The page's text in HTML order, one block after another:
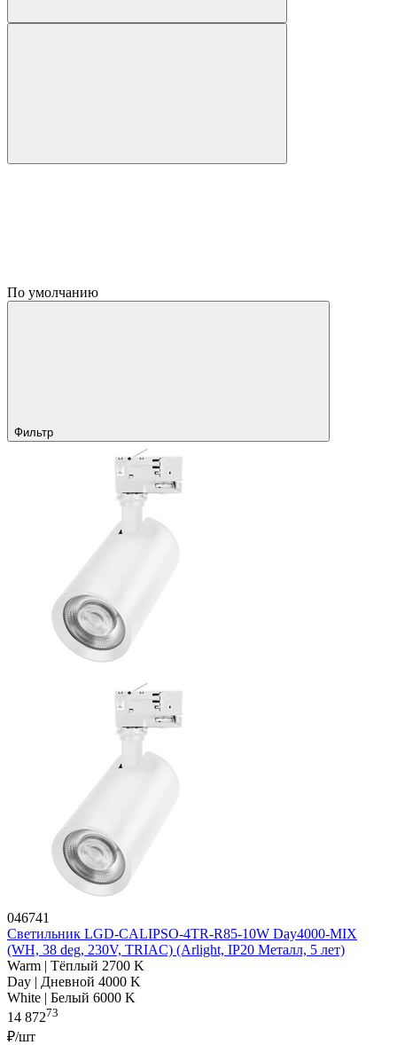
По умолчанию
Фильтр
046741
Светильник LGD-CALIPSO-4TR-R85-10W Day4000-MIX
(WH, 38 deg, 230V, TRIAC) (Arlight, IP20 Металл, 5 лет)
Warm | Тёплый 2700 K
Day | Дневной 4000 K
White | Белый 6000 K
14 87273
₽/шт